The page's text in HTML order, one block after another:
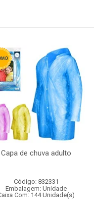
Capa de chuva adulto
Código: 832331
Embalagem: Unidade
Com: 144 Unidade(s)